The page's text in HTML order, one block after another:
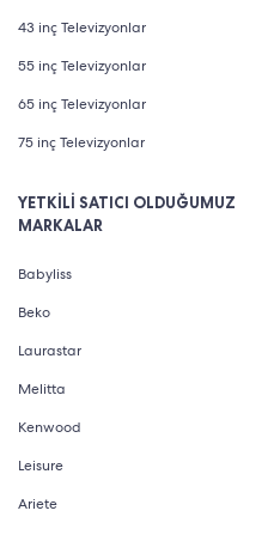
43 inç Televizyonlar
55 inç Televizyonlar
65 inç Televizyonlar
75 inç Televizyonlar
YETKİLİ SATICI OLDUĞUMUZ
MARKALAR
Babyliss
Beko
Laurastar
Melitta
Kenwood
Leisure
Ariete